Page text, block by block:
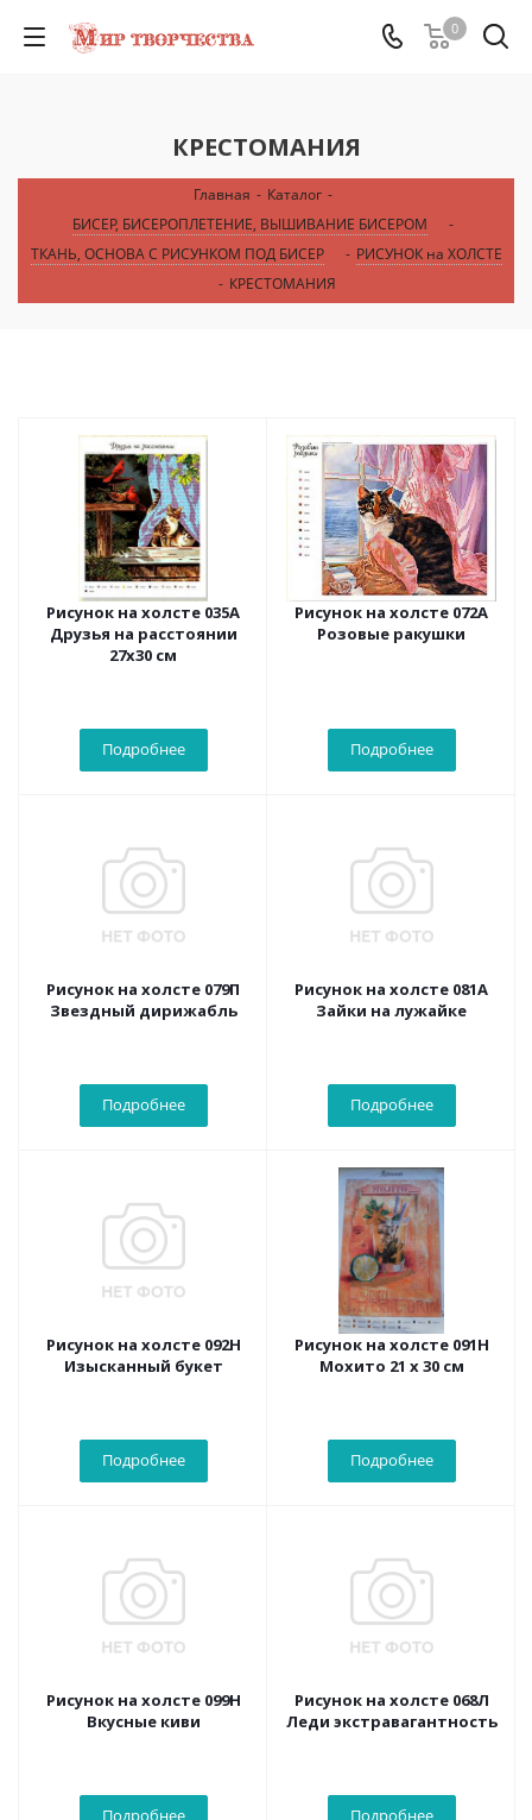
0
КРЕСТОМАНИЯ
Главная - Каталог -
БИСЕР, БИСЕРОПЛЕТЕНИЕ, ВЫШИВАНИЕ БИСЕРОМ
-
ТКАНЬ, ОСНОВА С РИСУНКОМ ПОД БИСЕР
- РИСУНОК на ХОЛСТЕ
- КРЕСТОМАНИЯ
Рисунок на холсте 035А
Друзья на расстоянии
27х30 см
Подробнее
Рисунок на холсте 072А
Розовые ракушки
Подробнее
Рисунок на холсте 079П
Звездный дирижабль
Подробнее
Рисунок на холсте 081А
Зайки на лужайке
Подробнее
Рисунок на холсте 092Н
Изысканный букет
Подробнее
Рисунок на холсте 091Н
Мохито 21 х 30 см
Подробнее
Рисунок на холсте 099Н
Вкусные киви
Подробнее
Рисунок на холсте 068Л
Леди экстравагантность
Подробнее